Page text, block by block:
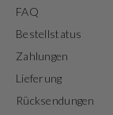
FAQ
Bestellstatus
Zahlungen
Lieferung
Rücksendungen